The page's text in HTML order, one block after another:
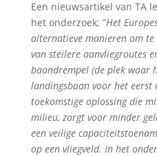
Een nieuwsartikel van TA
het onderzoek; ”Het
alternatieve manieren om
van steilere aanvliegroutes
baandrempel (de plek waar
landingsbaan voor het eerst
toekomstige oplossing die
milieu, zorgt voor minder
een veilige
op een vliegveld. In het